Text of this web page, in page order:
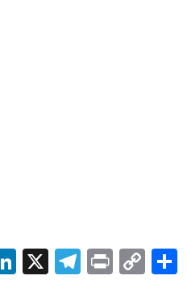
LinkedIn
X Telegram
PrintCopy